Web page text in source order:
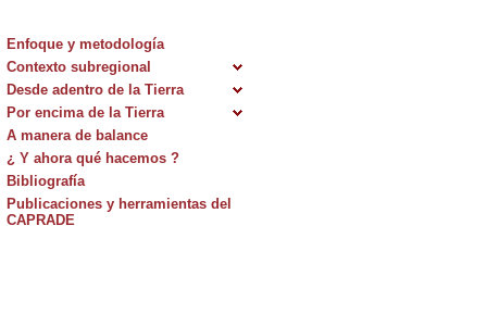
Enfoque y metodología
Contexto subregional
Desde adentro de la Tierra
Por encima de la Tierra
A manera de balance
¿ Y ahora qué hacemos ?
Bibliografía
Publicaciones y herramientas del
CAPRADE